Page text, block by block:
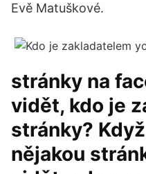
Evě Matuškové.
stránky na
vidět, kdo je
stránky?
nějakou